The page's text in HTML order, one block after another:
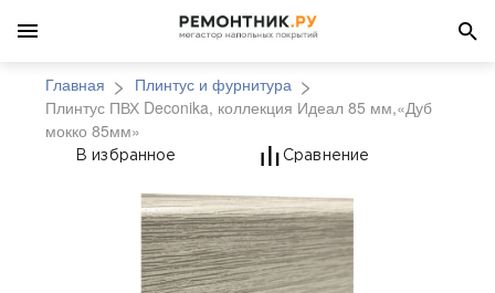
Главная
Плинтус и фурнитура
Плинтус ПВХ Deconika, коллекция Идеал 85 мм,«Дуб
мокко 85мм»
Плинтус ПВХ
В избранное Сравнение